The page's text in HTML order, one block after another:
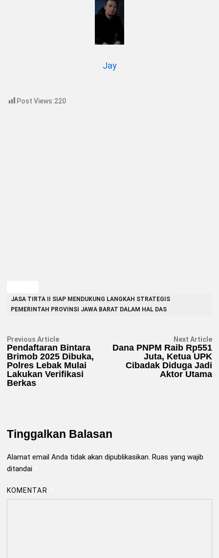
Jay
Post Views:220
JASA TIRTA II SIAP MENDUKUNG LANGKAH STRATEGIS
PEMERINTAH PROVINSI JAWA BARAT DALAM HAL DAS
Navigasi
pos
Previous ArticlePrevious
article:
Pendaftaran Bintara
Brimob 2025 Dibuka,
Polres Lebak Mulai
Lakukan Verifikasi
Berkas
Next Article
Dana PNPM Raib Rp551
Juta, Ketua UPK
Cibadak Diduga Jadi
Aktor Utama
Tinggalkan Balasan
Alamat email Anda tidak akan dipublikasikan. Ruas yang wajib
ditandai
KOMENTAR